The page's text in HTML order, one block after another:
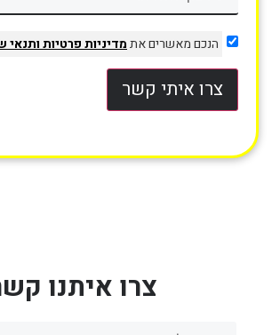
הנכם מאשרים אתמדיניות פרטיותותנאי
צרו איתי קשר
צרו איתנו